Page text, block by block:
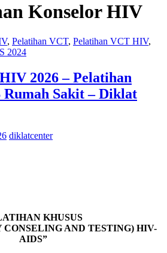
Konselor HIV
, Pelatihan VCT, Pelatihan VCT HIV,
2024
2026 – Pelatihan
Sakit – Diklat
diklatcenter
KHUSUS
AND TESTING) HIV-
AIDS”